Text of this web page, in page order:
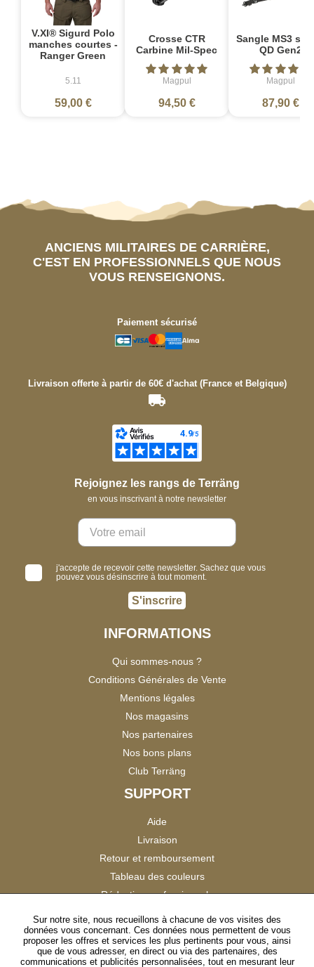
V.XI® Sigurd Polo
manches courtes -
Ranger Green
5.11
59,00 €
Crosse CTR
Carbine Mil-Spec
Magpul
94,50 €
Sangle MS3
QD Gen2
Magpul
87,90 €
ANCIENS MILITAIRES DE CARRIÈRE,
C'EST EN PROFESSIONNELS QUE NOUS
VOUS RENSEIGNONS.
Paiement sécurisé
Livraison offerte à partir de 60€ d'achat (France et Belgique)
Rejoignez les rangs de Terräng
en vous inscrivant à notre newsletter
j'accepte de recevoir cette newsletter. Sachez que vous
pouvez vous désinscrire à tout moment.
S'inscrire
INFORMATIONS
Qui sommes-nous ?
Conditions Générales de Vente
Mentions légales
Nos magasins
Nos partenaires
Nos bons plans
Club Terräng
SUPPORT
Aide
Livraison
Retour et remboursement
Tableau des couleurs
Réduction professionnels
Satisfaction Clients
Sur notre site, nous recueillons à chacune de vos visites des
données vous concernant. Ces données nous permettent de vous
proposer les offres et services les plus pertinents pour vous, ainsi
que de vous adresser, en direct ou via des partenaires, des
communications et publicités personnalisées, tout en mesurant leur